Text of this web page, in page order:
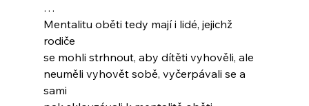
…
Mentalitu oběti tedy mají i lidé, jejichž
rodiče
se mohli strhnout, aby dítěti vyhověli, ale
neuměli vyhovět sobě, vyčerpávali se a
sami